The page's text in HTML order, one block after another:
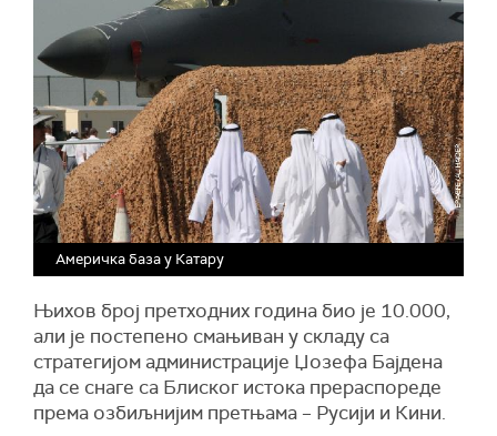
Америчка база у Катару
Њихов број претходних година био је 10.000,
али је постепено смањиван у складу са
стратегијом администрације Џозефа Бајдена
да се снаге са Блиског истока прераспореде
према озбиљнијим претњама – Русији и Кини.